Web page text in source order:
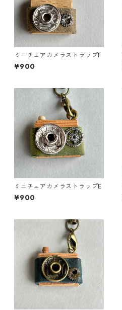
ミニチュアカメラストラップF
¥900
ミニチュアカメラストラップE
¥900